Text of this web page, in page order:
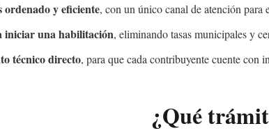
ordenado y eficiente, con un único canal de atención para
iniciar una habilitación, eliminando tasas municipales y
técnico directo, para que cada contribuyente cuente con
¿Qué